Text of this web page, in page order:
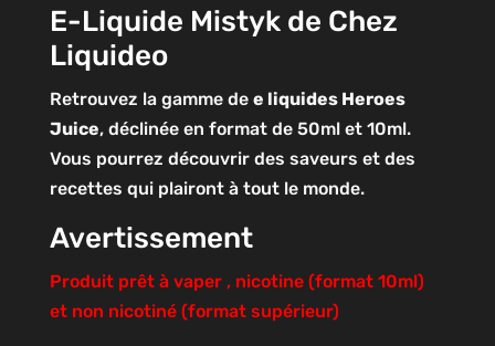
E-Liquide Mistyk de Chez
Liquideo
Retrouvez la gamme de e liquides Heroes
Juice, déclinée en format de 50ml et 10ml.
Vous pourrez découvrir des saveurs et des
recettes qui plairont à tout le monde.
Avertissement
Produit prêt à vaper , nicotine (format 10ml)
et non nicotiné (format supérieur)